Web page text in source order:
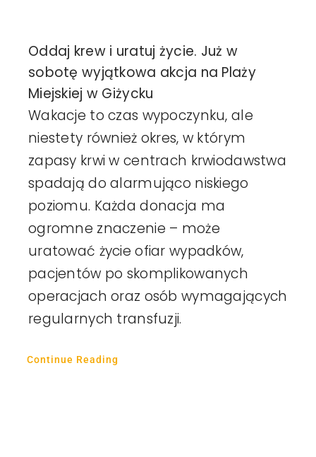
Oddaj krew i uratuj życie. Już w
sobotę wyjątkowa akcja na Plaży
Miejskiej w Giżycku
Wakacje to czas wypoczynku, ale
niestety również okres, w którym
zapasy krwi w centrach krwiodawstwa
spadają do alarmująco niskiego
poziomu. Każda donacja ma
ogromne znaczenie – może
uratować życie ofiar wypadków,
pacjentów po skomplikowanych
operacjach oraz osób wymagających
regularnych transfuzji.
Continue Reading